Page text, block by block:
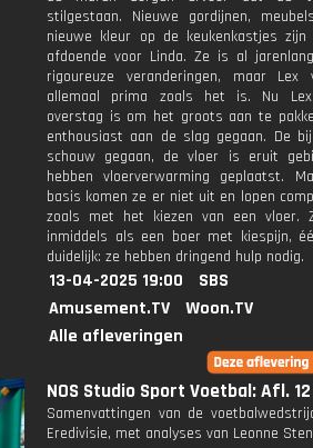
stilgestaan. Nieuwe gordijnen,
nieuwe kleur op de keukenkastjes
afdoende voor Linda. Ze is al
rigoureuze veranderingen, maar Lex
allemaal prima zoals het is. Nu
overstag is om het groots aan te
enthousiast aan de slag gegaan. De
schouw gegaan, de vloer is eruit
hebben vloerverwarming geplaatst.
basis komen ze er niet uit en lopen
zoals met het kiezen van een vloer.
inmiddels als een boer met kiespijn,
duidelijk: ze hebben dringend hulp nodig.
13-04-2025 19:00
SBS
Amusement.TV
Woon.TV
Alle afleveringen
NOS Studio Sport Voetbal: Afl. 12
Samenvattingen van de
Eredivisie, met analyses van Leonne